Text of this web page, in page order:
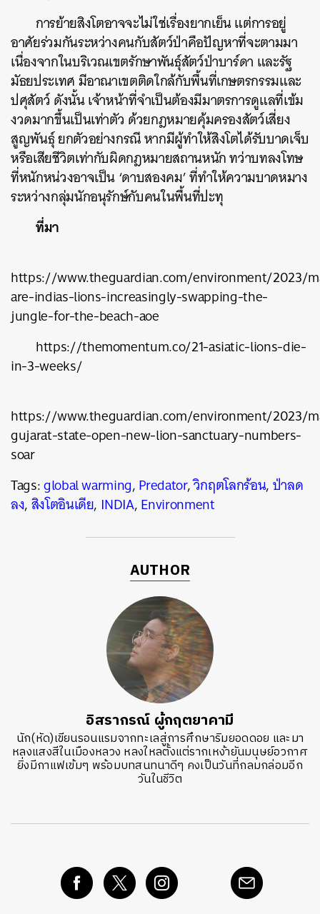
การย้ายสิงโตอาจจะไม่ใช่เรื่องยากเย็น แต่การอยู่
อาศัยร่วมกันระหว่างคนกับสัตว์ป่าคือปัญหาที่จะตามมา
เนื่องจากในบริเวณเขตรักษาพันธุ์สัตว์ป่าบาร์ดา และรัฐ
มัธยประเทศ มีอาณาเขตติดใกล้กับพื้นที่เกษตรกรรมและ
ปศุสัตว์ ดังนั้น เจ้าหน้าที่จำเป็นต้องมีมาตรการดูแลที่เข้ม
งวดมากขึ้นเป็นเท่าตัว ด้วยกฎหมายคุ้มครองสัตว์เสี่ยง
สูญพันธ์ุ ยกตัวอย่างกรณี หากมีผู้ทำให้สิงโตได้รับบาดเจ็บ
หรือเสียชีวิตเท่ากับผิดกฎหมายสถานหนัก ทว่าบทลงโทษ
ที่หนักหน่วงอาจเป็น ‘ดาบสองคม’ ที่ทำให้ความบาดหมาง
ระหว่างกลุ่มนักอนุรักษ์กับคนในพื้นที่ปะทุ
ที่มา
https://www.theguardian.com/environment/2023/
are-indias-lions-increasingly-swapping-the-
jungle-for-the-beach-aoe
https://themomentum.co/21-asiatic-lions-die-
in-3-weeks/
https://www.theguardian.com/environment/2023/
gujarat-state-open-new-lion-sanctuary-numbers-
soar
Tags:global warming,Predator,วิกฤตโลกร้อน,ป่าลด
ลง,สิงโตอินเดีย, INDIA,Environment
AUTHOR
อิสรากรณ์ ผู้กฤตยาคามี
นัก(หัด)เขียนรอนแรมจากทะเลสู่การศึกษาริมยอดดอย และมา
หลงแสงสีในเมืองหลวง หลงใหลตั้งแต่รากเหง้ายันมนุษย์อวกาศ
ยิ่งมีกาแฟเข้มๆ พร้อมบทสนทนาดีๆ คงเป็นวันที่กลมกล่อมอีก
วันในชีวิต
ค้นหา
SHARE TWEET LINE EMAIL